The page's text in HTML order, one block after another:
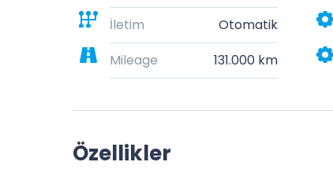
İletim
Otomatik
Mileage
131.000 km
Özellikler